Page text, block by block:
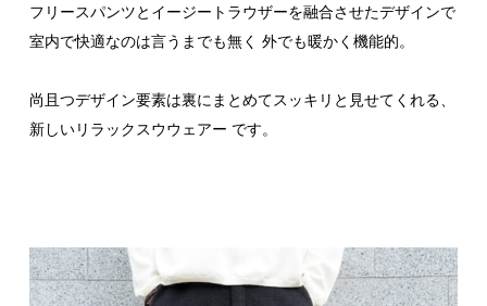
フリースパンツとイージートラウザーを融合させたデザインで
室内で快適なのは言うまでも無く 外でも暖かく機能的。
尚且つデザイン要素は裏にまとめてスッキリと見せてくれる、
新しいリラックスウウェアー です。